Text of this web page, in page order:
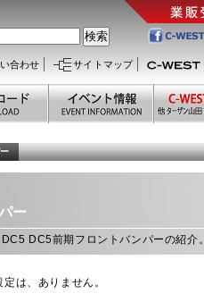
合わせ サイトマップ
ー
DC5前期フロントバンパーの紹介。
は、ありません。